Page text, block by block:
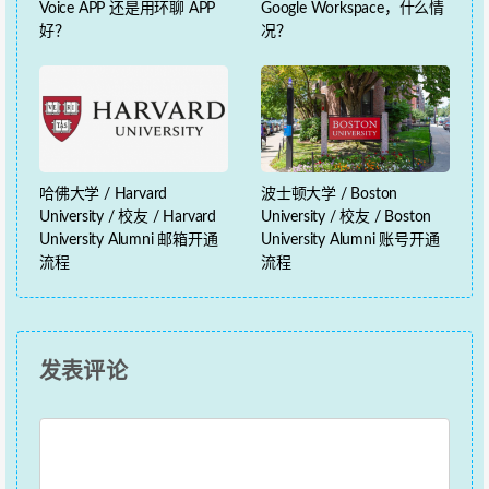
Voice APP 还是用环聊 APP
好？
Google Workspace，什么情
况？
哈佛大学 / Harvard
University / 校友 / Harvard
University Alumni 邮箱开通
流程
波士顿大学 / Boston
University / 校友 / Boston
University Alumni 账号开通
流程
发表评论